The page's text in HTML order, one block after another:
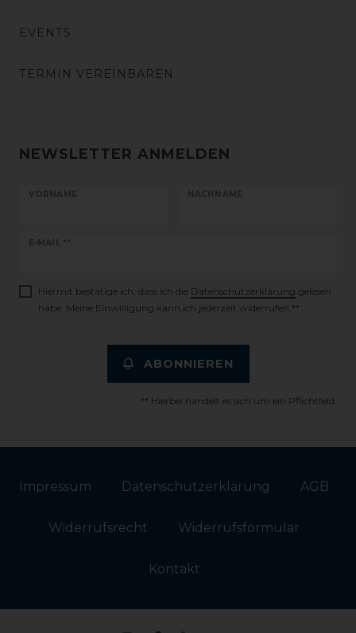
EVENTS
TERMIN VEREINBAREN
NEWSLETTER ANMELDEN
VORNAME NACHNAME
E-MAIL **
Newsletter
Hiermit bestätige ich, dass ich die Daten­schutz­erklärung gelesen
habe. Meine Einwilligung kann ich jederzeit widerrufen.**
ABONNIEREN
** Hierbei handelt es sich um ein Pflichtfeld.
Impressum Daten­schutz­erklärung AGB
Widerrufs­recht Widerrufs­formular
Kontakt